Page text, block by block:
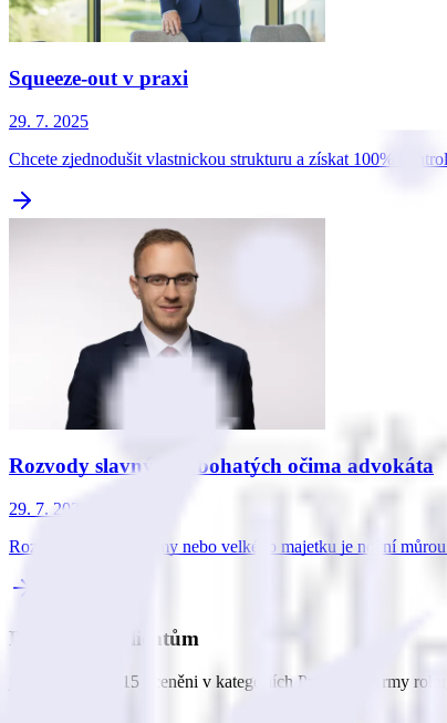
Squeeze-out v praxi
29. 7. 2025
Chcete zjednodušit vlastnickou strukturu a získat 100%
Rozvody slavných a bohatých očima advokáta
29. 7. 2025
Rozvod a ochrana firmy nebo velkého majetku je noční
Díky našim klientům
jsme od roku 2015 oceněni v kategoriích Právnické firmy